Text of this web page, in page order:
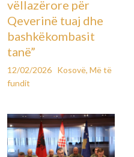
vëllazërore për
Qeverinë tuaj dhe
bashkëkombasit
tanë”
12/02/2026 Kosovë, Më të
fundit